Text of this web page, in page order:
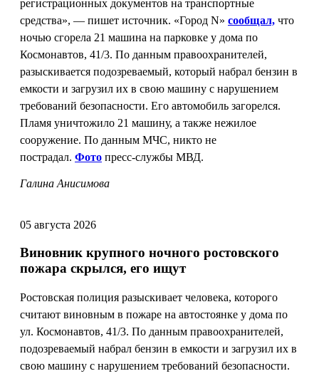
регистрационных документов на транспортные
средства», — пишет источник. «Город N» сообщал, что
ночью сгорела 21 машина на парковке у дома по
Космонавтов, 41/3. По данным правоохранителей,
разыскивается подозреваемый, который набрал бензин в
емкости и загрузил их в свою машину с нарушением
требований безопасности. Его автомобиль загорелся.
Пламя уничтожило 21 машину, а также нежилое
сооружение. По данным МЧС, никто не
пострадал. Фото пресс-службы МВД.
Галина Анисимова
05 августа 2026
Виновник крупного ночного ростовского
пожара скрылся, его ищут
Ростовская полиция разыскивает человека, которого
считают виновным в пожаре на автостоянке у дома по
ул. Космонавтов, 41/3. По данным правоохранителей,
подозреваемый набрал бензин в емкости и загрузил их в
свою машину с нарушением требований безопасности.